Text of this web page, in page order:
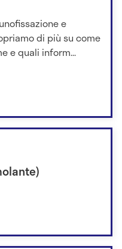
e
di più su come
e quali inform...